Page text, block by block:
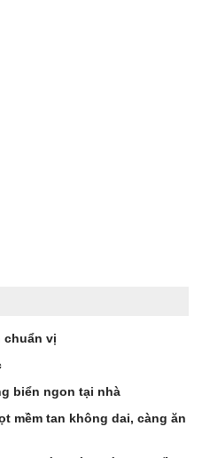
chuẩn vị
biển ngon tại nhà
mềm tan không dai, càng ăn